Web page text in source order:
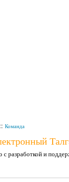
:: Команда
с разработкой и